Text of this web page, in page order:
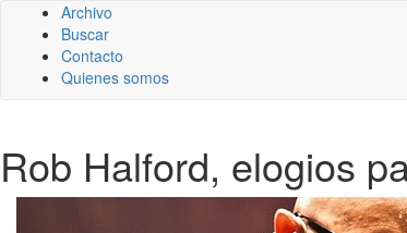
Archivo
Buscar
Contacto
Quienes somos
Rob Halford, elogios